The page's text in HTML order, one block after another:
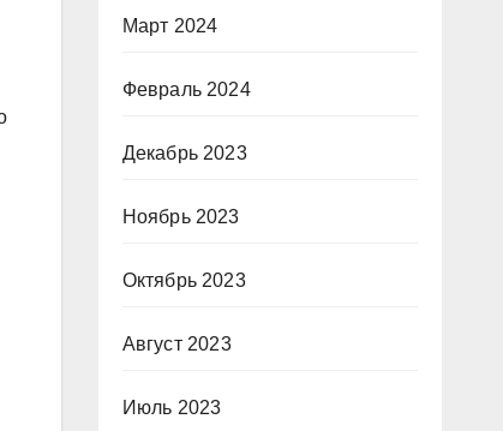
Март 2024
Февраль 2024
Декабрь 2023
Ноябрь 2023
Октябрь 2023
Август 2023
Июль 2023